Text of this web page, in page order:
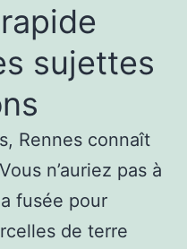
sujettes
Rennes connaît
n’auriez pas à
fusée pour
de terre